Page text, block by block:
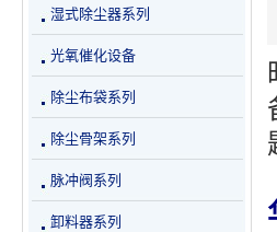
湿式除尘器系列
光氧催化设备
除尘布袋系列
除尘骨架系列
脉冲阀系列
卸料器系列